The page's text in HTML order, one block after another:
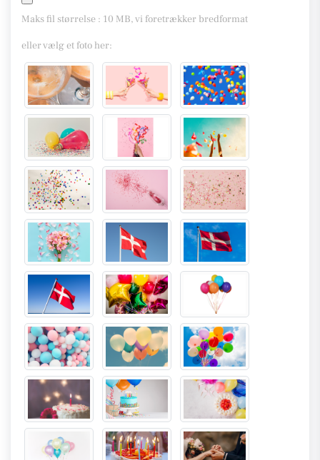
Maks fil størrelse : 10 MB, vi foretrækker bredformat
eller vælg et foto her: